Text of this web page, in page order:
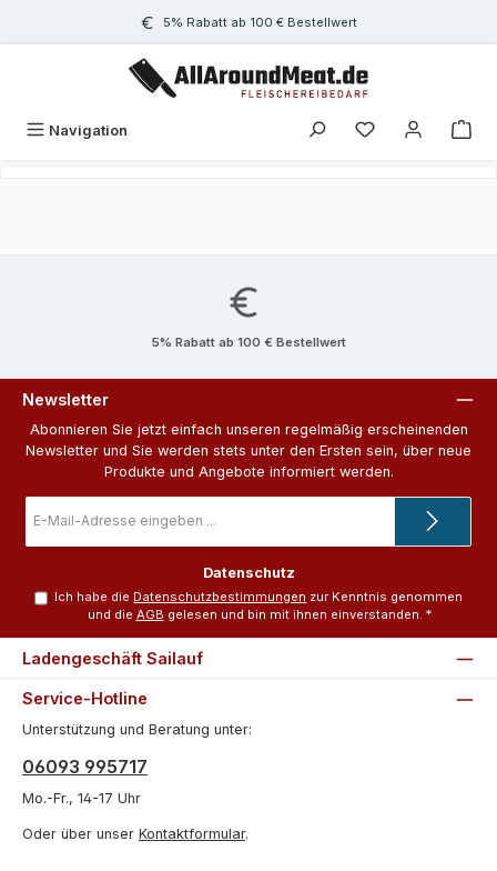
Zum Hauptinhalt springen5% Rabatt ab 100 € Bestellwert
Navigation
5% Rabatt ab 100 € Bestellwert
Newsletter
Abonnieren Sie jetzt einfach unseren regelmäßig erscheinenden
Newsletter und Sie werden stets unter den Ersten sein, über neue
Produkte und Angebote informiert werden.
Mail-
Datenschutz
Ich habe die Datenschutzbestimmungen zur Kenntnis genommen
und die AGB gelesen und bin mit ihnen einverstanden. *
Service-Hotline
Unterstützung und Beratung unter:
06093 995717
Mo.-Fr., 14-17 Uhr
Oder über unser Kontaktformular.
Ladengeschäft Sailauf